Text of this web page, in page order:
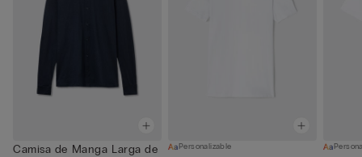
Camisa de Manga Larga de
Personalizable